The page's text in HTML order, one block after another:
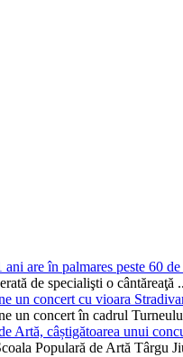
are în palmares peste 60
de specialişti o cântăreaţă
un concert cu vioara
un concert în cadrul
Artă, câștigătoarea unui
Populară de Artă Târgu